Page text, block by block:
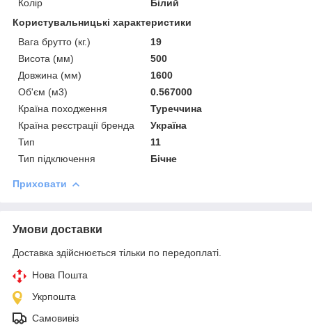
Колір
Білий
Користувальницькі характеристики
Вага брутто (кг.)
19
Висота (мм)
500
Довжина (мм)
1600
Об'єм (м3)
0.567000
Країна походження
Туреччина
Країна реєстрації бренда
Україна
Тип
11
Тип підключення
Бічне
Приховати
Умови доставки
Доставка здійснюється тільки по передоплаті.
Нова Пошта
Укрпошта
Самовивіз